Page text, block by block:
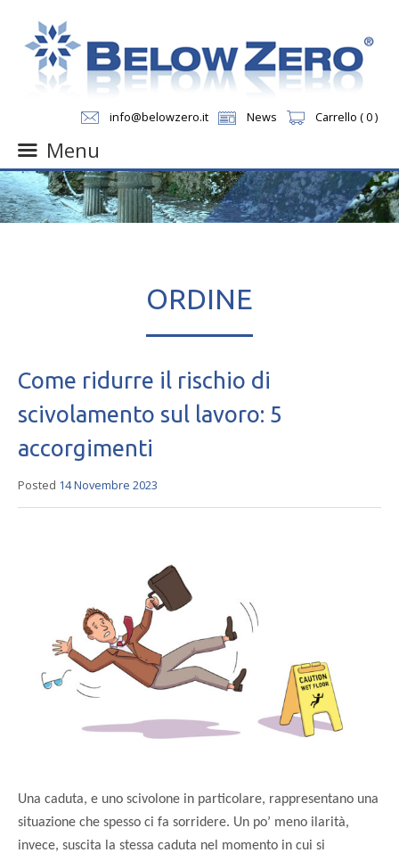
info@belowzero.it News Carrello ( 0 )
Menu
Skip
to
content
ORDINE
Come ridurre il rischio di
scivolamento sul lavoro: 5
accorgimenti
Posted 14 Novembre 2023
Una caduta, e uno scivolone in particolare, rappresentano una
situazione che spesso ci fa sorridere. Un po’ meno ilarità,
invece, suscita la stessa caduta nel momento in cui si